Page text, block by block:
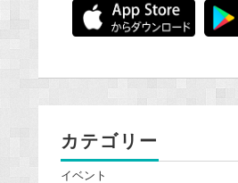
カテゴリー
イベント